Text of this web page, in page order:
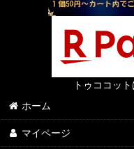
トゥココッ
ホーム
マイページ